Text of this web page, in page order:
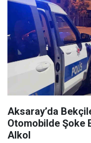
Aksaray’da
Otomobilde Şoke
Alkol